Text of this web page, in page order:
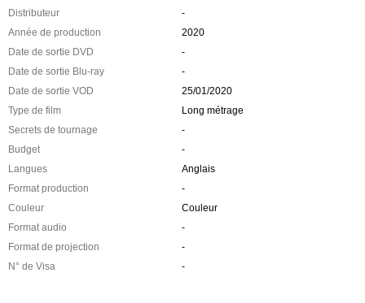
Distributeur
-
Année de production
2020
Date de sortie DVD
-
Date de sortie Blu-ray
-
Date de sortie VOD
25/01/2020
Type de film
Long métrage
Secrets de tournage
-
Budget
-
Langues
Anglais
Format production
-
Couleur
Couleur
Format audio
-
Format de projection
-
N° de Visa
-